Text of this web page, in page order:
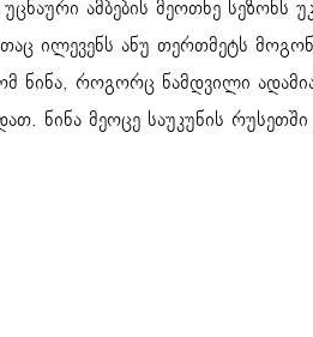
ამბების მეოთხე სეზონს
ილევენს ანუ თერთმეტს
ნინა, როგორც ნამდვილი
ნინა მეოცე საუკუნის